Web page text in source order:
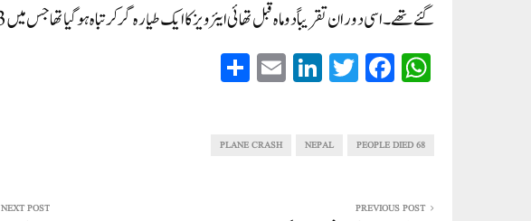
گئے تھے۔ اسی دوران تقریباً دو ماہ قبل تھائی ایئر ویز کا ایک طیارہ گر کر تباہ ہو گیا تھا جس میں 113 افراد ہلاک ہو گئے تھے۔
W
ha
A
Fa
ce
ok
T
wi
r
Li
nk
In
E
m
68 PEOPLE DIED
NEPAL
PLANE CRASH
PREVIOUS POST
NEXT POST